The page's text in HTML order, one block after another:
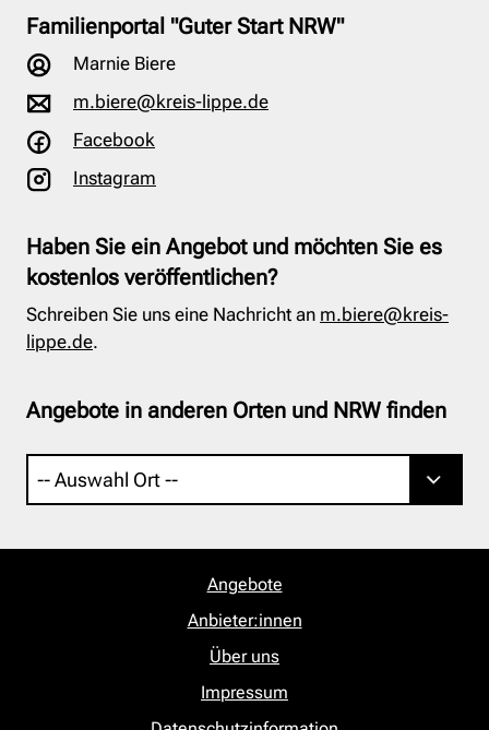
Familienportal "Guter Start NRW"
Marnie Biere
m.biere@kreis-lippe.de
Facebook
Instagram
Haben Sie ein Angebot und möchten Sie es
kostenlos veröffentlichen?
Schreiben Sie uns eine Nachricht an m.biere@kreis-
lippe.de.
Angebote in anderen Orten und NRW finden
Angebote
Anbieter:innen
Über uns
Impressum